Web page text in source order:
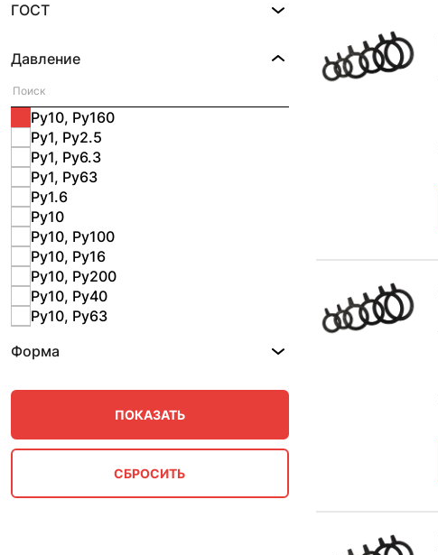
ГОСТ
Давление
Ру1, Ру2.5
Ру1, Ру6.3
Ру1, Ру63
Ру1.6
Ру10
Ру10, Ру100
Ру10, Ру16
Ру10, Ру160
Ру10, Ру200
Ру10, Ру40
Ру10, Ру63
Ру120
Ру16, Ру25
Ру2.5
Ру200
Ру25, Ру40
Форма